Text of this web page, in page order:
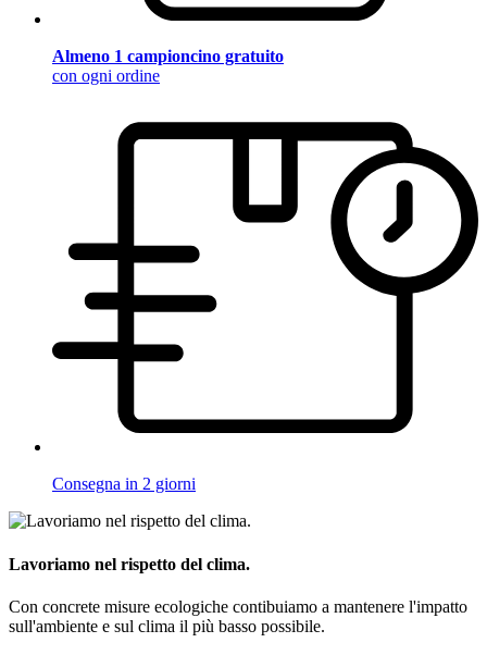
Almeno 1 campioncino gratuito
con ogni ordine
Consegna in 2 giorni
Lavoriamo nel rispetto del clima.
Con concrete misure ecologiche contibuiamo a mantenere l'impatto
sull'ambiente e sul clima il più basso possibile.